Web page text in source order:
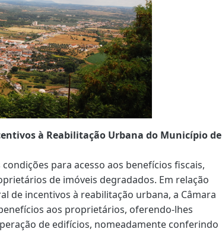
à Reabilitação Urbana do Município de
para acesso aos benefícios fiscais,
de imóveis degradados. Em relação
de incentivos à reabilitação urbana, a Câmara
aos proprietários, oferendo-lhes
de edifícios, nomeadamente conferindo